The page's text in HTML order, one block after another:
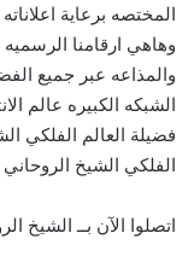
المختصه برعاية
وهاهي ارقامنا
والمذاعه عبر جميع
الشبكه الكبيره عالم
فضيلة العالم الفلكي
الفلكي الشيخ
اتصلوا الآن بــ الشيخ